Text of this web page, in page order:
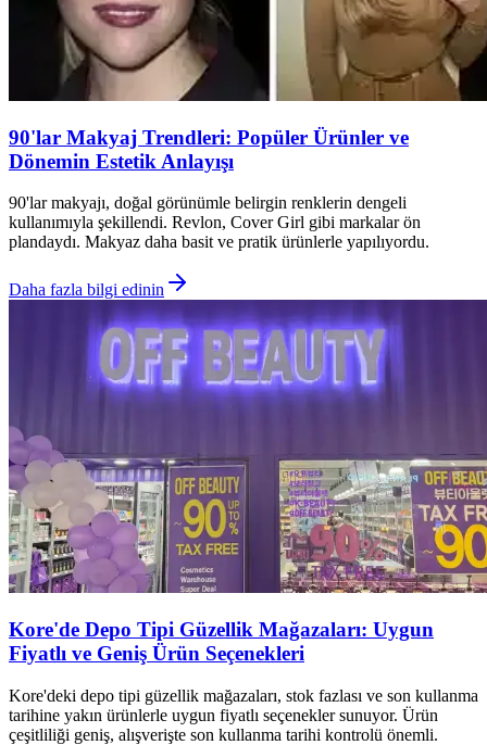
90'lar Makyaj Trendleri: Popüler Ürünler ve
Dönemin Estetik Anlayışı
90'lar makyajı, doğal görünümle belirgin renklerin dengeli
kullanımıyla şekillendi. Revlon, Cover Girl gibi markalar ön
plandaydı. Makyaz daha basit ve pratik ürünlerle yapılıyordu.
Daha fazla bilgi edinin
Kore'de Depo Tipi Güzellik Mağazaları: Uygun
Fiyatlı ve Geniş Ürün Seçenekleri
Kore'deki depo tipi güzellik mağazaları, stok fazlası ve son kullanma
tarihine yakın ürünlerle uygun fiyatlı seçenekler sunuyor. Ürün
çeşitliliği geniş, alışverişte son kullanma tarihi kontrolü önemli.